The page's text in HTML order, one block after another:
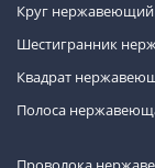
Круг нержавеющий
Шестигранник
Квадрат
Полоса